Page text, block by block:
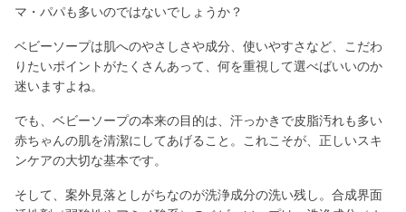
マ・パパも多いのではないでしょうか？
ベビーソープは肌へのやさしさや成分、使いやすさなど、こだわ
りたいポイントがたくさんあって、何を重視して選べばいいのか
迷いますよね。
でも、ベビーソープの本来の目的は、汗っかきで皮脂汚れも多い
赤ちゃんの肌を清潔にしてあげること。これこそが、正しいスキ
ンケアの大切な基本です。
そして、案外見落としがちなのが洗浄成分の洗い残し。合成界面